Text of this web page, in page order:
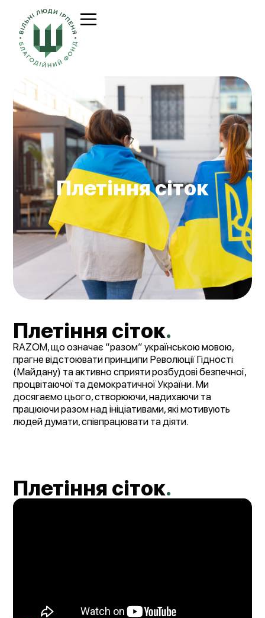
Плетіння сіток
Плетіння сіток.
RAZOM, що означає “разом” українською мовою,
прагне відстоювати принципи Революції Гідності
(Майдану) та активно сприяти розбудові безпечної,
процвітаючої та демократичної України. Ми
досягаємо цього, створюючи, надихаючи та
працюючи разом над ініціативами, які мотивують
людей думати, співпрацювати та діяти.
Плетіння сіток.